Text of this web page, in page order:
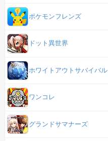
ポケモンフレンズ
ドット異世界
ホワイトアウトサバイバル
ワンコレ
グランドサマナーズ